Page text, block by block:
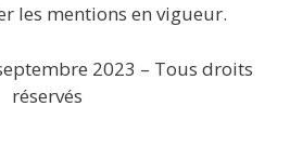
les mentions en vigueur.
2023 – Tous droits
réservés